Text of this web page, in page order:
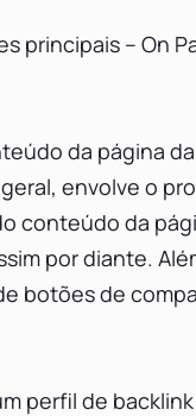
principais – On
da página
envolve o
conteúdo da
por diante.
botões de
perfil de